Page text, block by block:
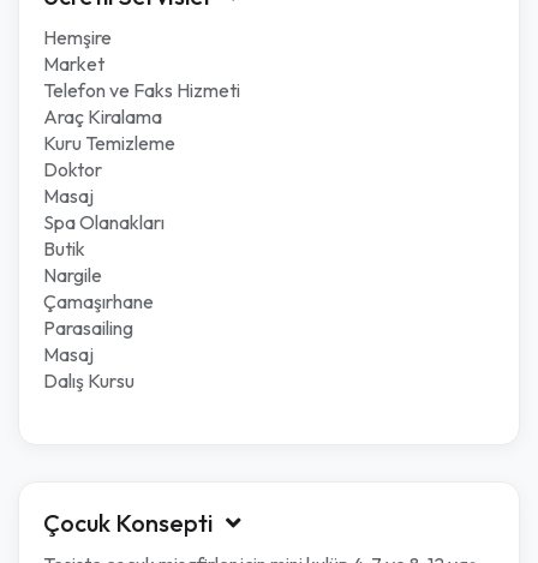
Hemşire
Market
Telefon ve Faks Hizmeti
Araç Kiralama
Kuru Temizleme
Doktor
Masaj
Spa Olanakları
Butik
Nargile
Çamaşırhane
Parasailing
Masaj
Dalış Kursu
Çocuk Konsepti